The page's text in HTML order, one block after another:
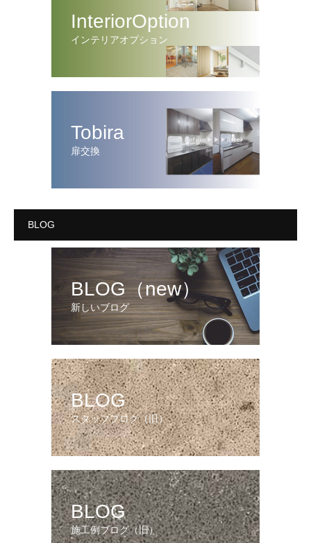
InteriorOption
インテリアオプション
Tobira
扉交換
BLOG
BLOG（new）
新しいブログ
BLOG
スタッフブログ（旧）
BLOG
施工例ブログ（旧）